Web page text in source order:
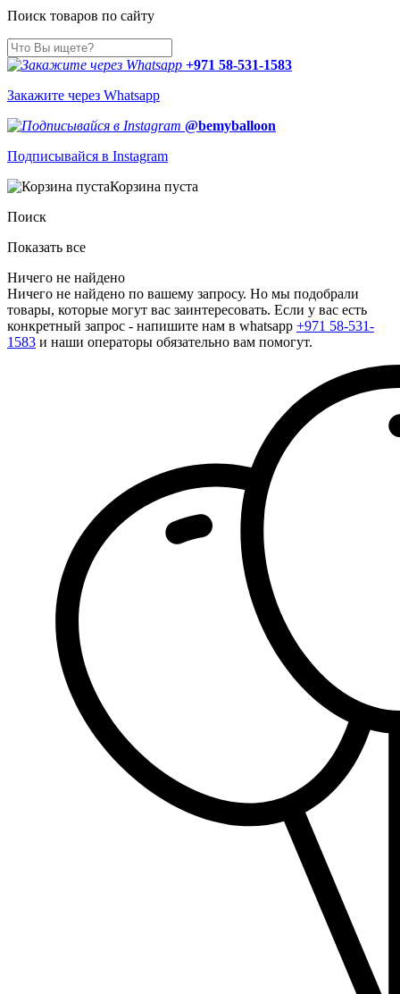
Поиск товаров по сайту
+971 58-531-1583
Закажите через Whatsapp
@bemyballoon
Подписывайся в Instagram
Корзина пуста
Поиск
Показать все
Ничего не найдено
Ничего не найдено по вашему запросу. Но мы подобрали
товары, которые могут вас заинтересовать. Если у вас есть
конкретный запрос - напишите нам в whatsapp +971 58-531-
1583 и наши операторы обязательно вам помогут.